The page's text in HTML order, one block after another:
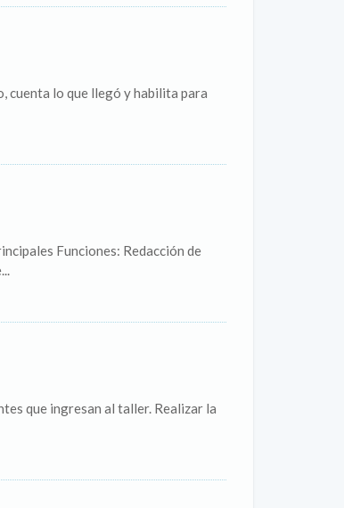
cuenta lo que llegó y habilita para
Funciones: Redacción de
que ingresan al taller. Realizar la